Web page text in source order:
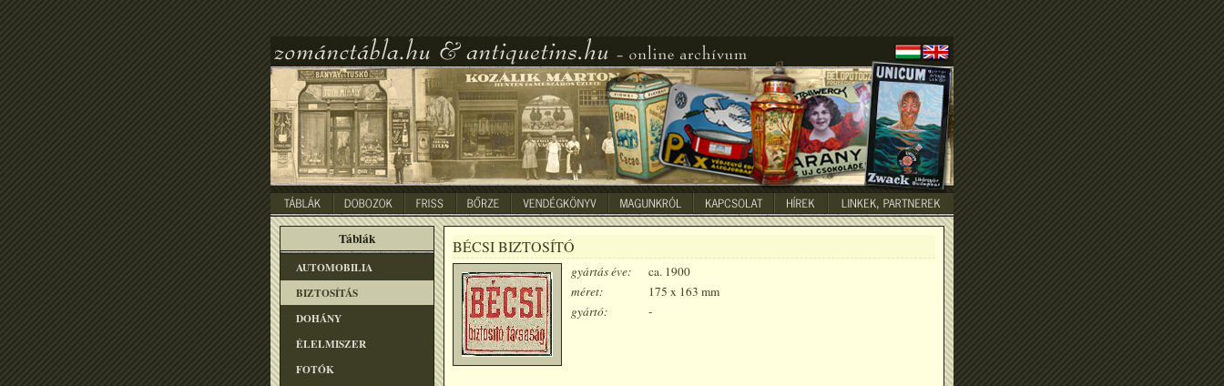
Táblák
AUTOMOBILIA
BIZTOSÍTÁS
DOHÁNY
ÉLELMISZER
FOTÓK
BÉCSI BIZTOSÍTÓ
gyártás éve:
ca. 1900
méret:
175 x 163 mm
gyártó:
-